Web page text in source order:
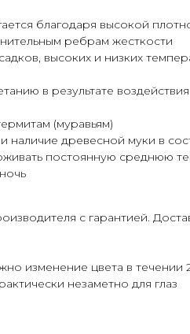
благодаря высокой
ребрам жесткости
высоких и низких
в результате
(муравьям)
наличие древесной муки в
постоянную среднюю
c гарантией.
изменение цвета в течении
незаметно для глаз